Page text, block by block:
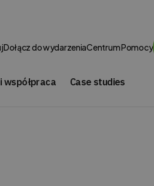
Dołącz do wydarzeniaCentrum Pomocy
współpraca
Case studies